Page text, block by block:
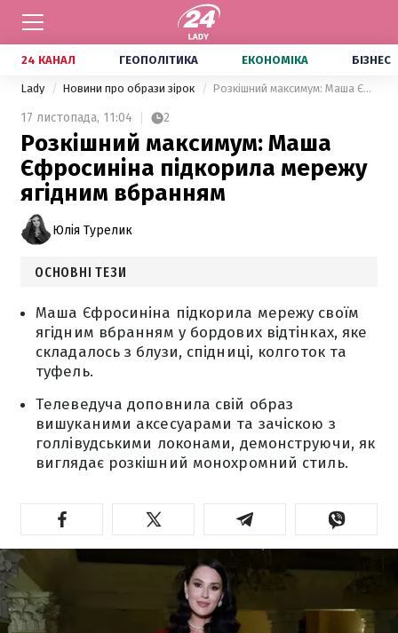
24 КАНАЛ ГЕОПОЛІТИКА ЕКОНОМІКА БІЗНЕС
Lady Новини про образи зірок Розкішний максимум: Маша Єфросиніна підкорила мережу ягідним вбранням
17 листопада, 11:04 2
Розкішний максимум: Маша
Єфросиніна підкорила мережу
ягідним вбранням
Юлія Турелик
ОСНОВНІ ТЕЗИ
Маша Єфросиніна підкорила мережу своїм
ягідним вбранням у бордових відтінках, яке
складалось з блузи, спідниці, колготок та
туфель.
Телеведуча доповнила свій образ
вишуканими аксесуарами та зачіскою з
голлівудськими локонами, демонструючи, як
виглядає розкішний монохромний стиль.